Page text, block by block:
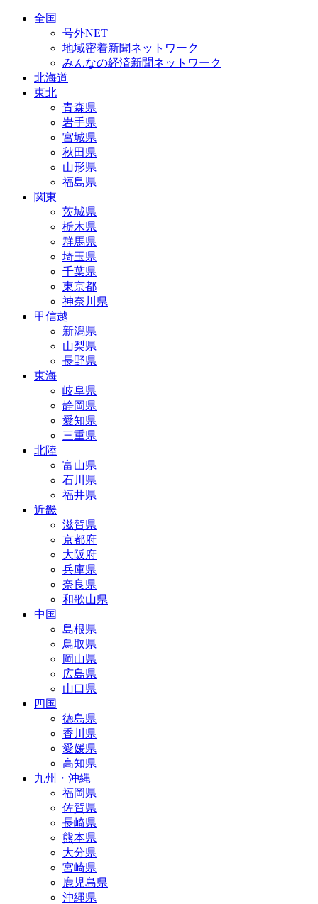
全国
号外NET
地域密着新聞ネットワーク
みんなの経済新聞ネットワーク
北海道
東北
青森県
岩手県
宮城県
秋田県
山形県
福島県
関東
茨城県
栃木県
群馬県
埼玉県
千葉県
東京都
神奈川県
甲信越
新潟県
山梨県
長野県
東海
岐阜県
静岡県
愛知県
三重県
北陸
富山県
石川県
福井県
近畿
滋賀県
京都府
大阪府
兵庫県
奈良県
和歌山県
中国
島根県
鳥取県
岡山県
広島県
山口県
四国
徳島県
香川県
愛媛県
高知県
九州・沖縄
福岡県
佐賀県
長崎県
熊本県
大分県
宮崎県
鹿児島県
沖縄県